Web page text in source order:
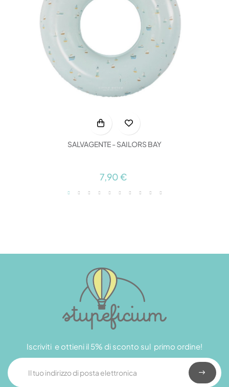
SALVAGENTE - SAILORS BAY
7,90 €
Iscriviti e ottieni il 5% di sconto sul primo ordine!